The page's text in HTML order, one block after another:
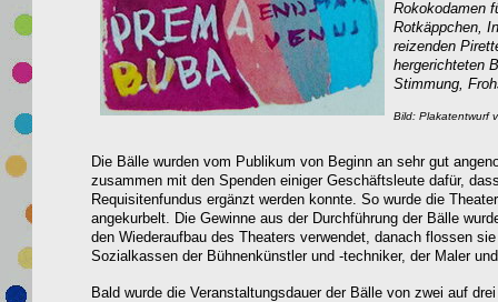
Rokokodamen
Rotkäppchen,
reizenden
hergerichteten
Stimmung,
Bild: Plakatentwurf
Die Bälle wurden vom Publikum von Beginn an sehr gut
zusammen mit den Spenden einiger Geschäftsleute dafür,
Requisitenfundus ergänzt werden konnte. So wurde die
angekurbelt. Die Gewinne aus der Durchführung der Bälle
den Wiederaufbau des Theaters verwendet, danach flossen
Sozialkassen der Bühnenkünstler und -techniker, der Maler
Bald wurde die Veranstaltungsdauer der Bälle von zwei auf